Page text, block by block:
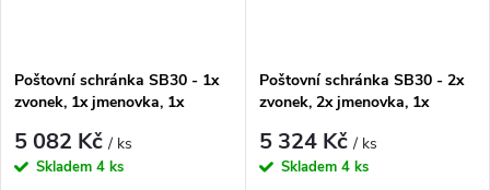
Poštovní schránka SB30 - 1x
zvonek, 1x jmenovka, 1x
5 082 Kč/ ks
Skladem 4 ks
Poštovní schránka SB30 - 2x
zvonek, 2x jmenovka, 1x
5 324 Kč/ ks
Skladem 4 ks